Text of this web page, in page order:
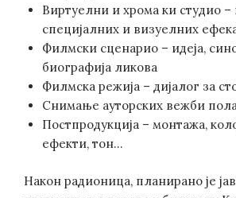
Виртуелни и хрома ки студио
специјалних и визуелних
Филмски сценарио – идеја,
биографија ликова
Филмска режија – дијалог за
Снимање ауторских вежби
Постпродукција – монтажа,
ефекти, тон…
Након радионица, планирано је